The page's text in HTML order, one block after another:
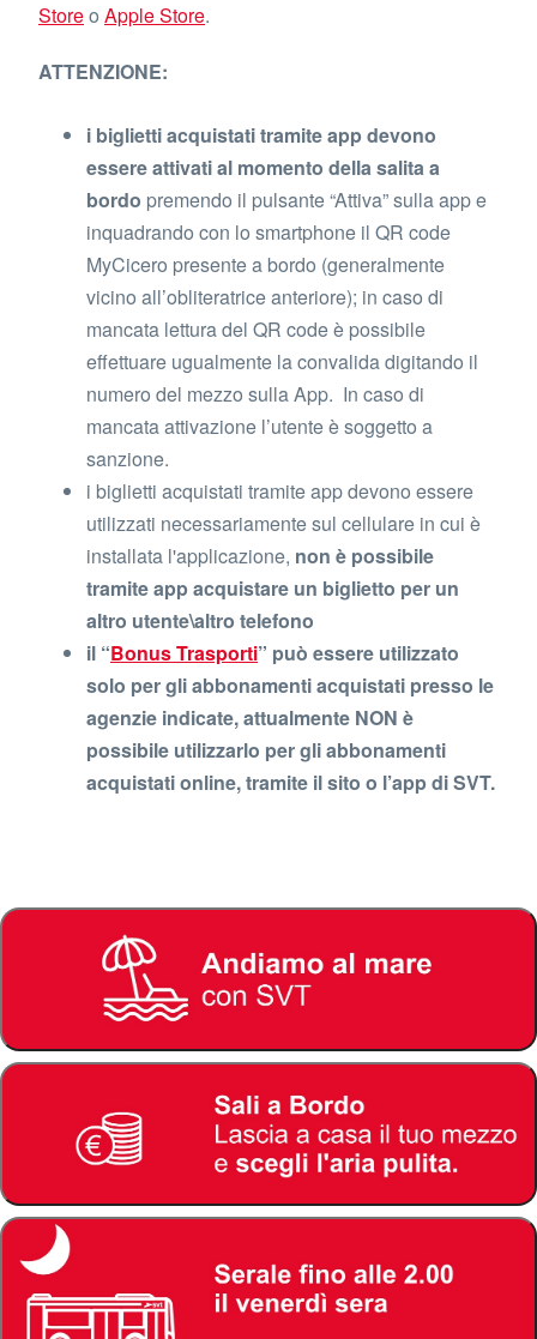
Storeo Apple Store.
ATTENZIONE:
i biglietti acquistati tramite app devono
essere attivati al momento della salita a
bordo premendo il pulsante “Attiva” sulla app e
inquadrando con lo smartphone il QR code
MyCicero presente a bordo (generalmente
vicino all’obliteratrice anteriore); in caso di
mancata lettura del QR code è possibile
effettuare ugualmente la convalida digitando il
numero del mezzo sulla App. In caso di
mancata attivazione l’utente è soggetto a
sanzione.
i biglietti acquistati tramite app devono essere
utilizzati necessariamente sul cellulare in cui è
installata l'applicazione, non è possibile
tramite app acquistare un biglietto per un
altro utente\altro telefono
il “Bonus Trasporti” può essere utilizzato
solo per gli abbonamenti acquistati presso le
agenzie indicate, attualmente NON è
possibile utilizzarlo per gli abbonamenti
acquistati online, tramite il sito o l’app di SVT.